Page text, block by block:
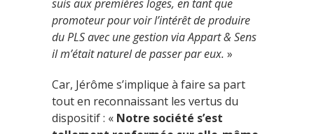
suis aux premières loges, en tant que
promoteur pour voir l’intérêt de produire
du PLS avec une gestion via Appart & Sens
il m’était naturel de passer par eux. »
Car, Jérôme s’implique à faire sa part
tout en reconnaissant les vertus du
dispositif : « Notre société s’est